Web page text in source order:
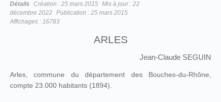
Détails Création : 25 mars 2015 Mis à jour : 22
décembre 2022 Publication : 25 mars 2015
Affichages : 16783
ARLES
Jean-Claude SEGUIN
Arles, commune du département des Bouches-du-Rhône,
compte 23.000 habitants (1894).